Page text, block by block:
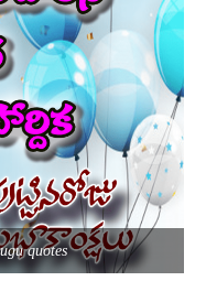
quotes